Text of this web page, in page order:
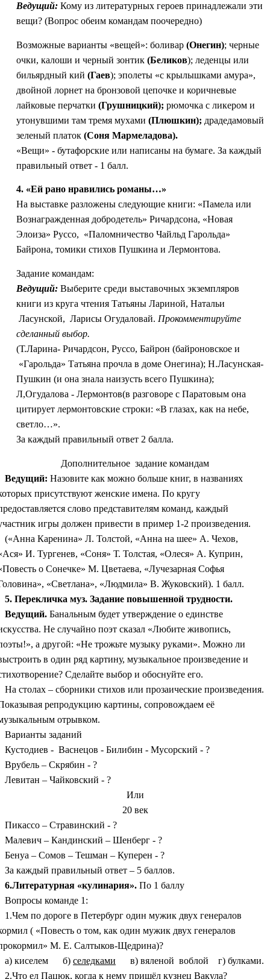
Ведущий: Кому из литературных героев принадлежали эти
вещи? (Вопрос обеим командам поочередно)
Возможные варианты «вещей»: боливар (Онегин); черные
очки, калоши и черный зонтик (Беликов); леденцы или
бильярдный кий (Гаев); эполеты «с крылышками амура»,
двойной лорнет на бронзовой цепочке и коричневые
лайковые перчатки (Грушницкий); рюмочка с ликером и
утонувшими там тремя мухами (Плюшкин); драдедамовый
зеленый платок (Соня Мармеладова).
«Вещи» - бутафорские или написаны на бумаге. За каждый
правильный ответ - 1 балл.
4. «Ей рано нравились романы…»
На выставке разложены следующие книги: «Памела или
Вознагражденная добродетель» Ричардсона, «Новая
Элоиза» Руссо, «Паломничество Чайльд Гарольда»
Байрона, томики стихов Пушкина и Лермонтова.
Задание командам:
Ведущий: Выберите среди выставочных экземпляров
книги из круга чтения Татьяны Лариной, Натальи
Ласунской, Ларисы Огудаловай. Прокомментируйте
сделанный выбор.
(Т.Ларина- Ричардсон, Руссо, Байрон (байроновское и
«Гарольда» Татьяна прочла в доме Онегина); Н.Ласунская-
Пушкин (и она знала наизусть всего Пушкина);
Л,Огудалова - Лермонтов(в разговоре с Паратовым она
цитирует лермонтовские строки: «В глазах, как на небе,
светло…».
За каждый правильный ответ 2 балла.
Дополнительное задание командам
Ведущий: Назовите как можно больше книг, в названиях
присутствуют женские имена. По кругу
слово представителям команд, каждый
игры должен привести в пример 1-2 произведения.
(«Анна Каренина» Л. Толстой, «Анна на шее» А. Чехов,
И. Тургенев, «Соня» Т. Толстая, «Олеся» А. Куприн,
о Сонечке» М. Цветаева, «Лучезарная Софья
«Светлана», «Людмила» В. Жуковский). 1 балл.
5. Перекличка муз. Задание повышенной трудности.
Ведущий. Банальным будет утверждение о единстве
Не случайно поэт сказал «Любите живопись,
а другой: «Не трожьте музыку руками». Можно ли
в один ряд картину, музыкальное произведение и
Сделайте выбор и обоснуйте его.
На столах – сборники стихов или прозаические произведения.
репродукцию картины, сопровождаем её
отрывком.
Варианты заданий
Кустодиев - Васнецов - Билибин - Мусорский - ?
Врубель – Скрябин - ?
Левитан – Чайковский - ?
Или
20 век
Пикассо – Стравинский - ?
Малевич – Кандинский – Шенберг - ?
Бенуа – Сомов – Тешман – Куперен - ?
За каждый правильный ответ – 5 баллов.
6.Литературная «кулинария». По 1 баллу
Вопросы команде 1:
1.Чем по дороге в Петербург один мужик двух генералов
( «Повесть о том, как один мужик двух генералов
М. Е. Салтыков-Щедрина)?
а) киселем б) селедками в) вяленой воблой г) булками.
2.Что ел Пацюк, когда к нему пришёл кузнец Вакула?